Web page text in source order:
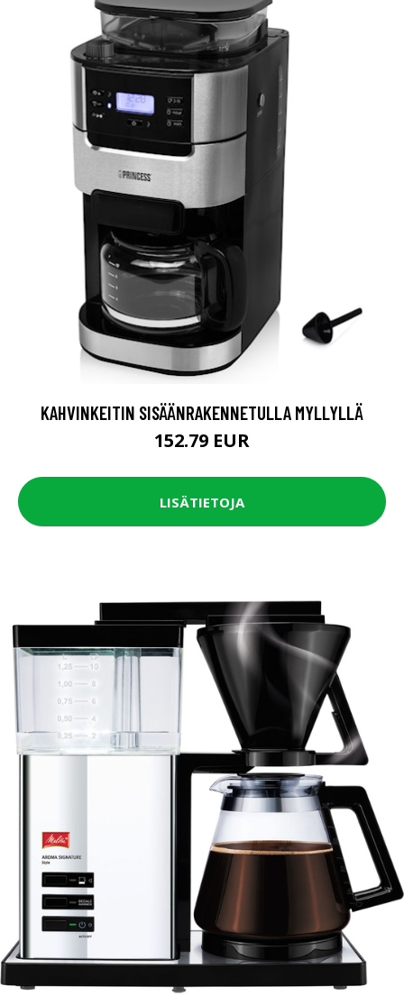
KAHVINKEITIN SISÄÄNRAKENNETULLA MYLLYLLÄ
152.79 EUR
LISÄTIETOJA